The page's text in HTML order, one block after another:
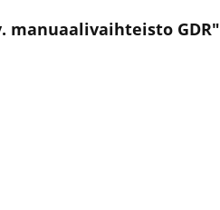
manuaalivaihteisto GDR"